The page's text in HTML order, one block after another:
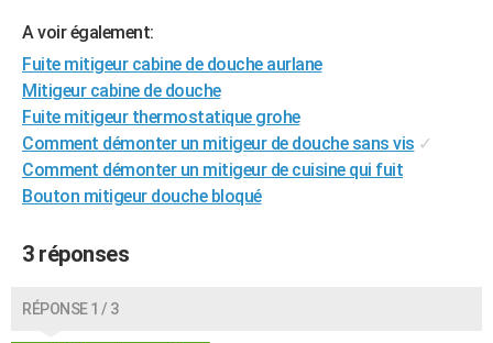
VOYAGE
Destinations
City break
Voyage nature
Voyage de noces
Forum
Climat
PHOTO
GUIDES D'ACHAT
CARTE DE VOEUX
Carte de Noël
Carte Bonne année
Carte Saint-Valentin
Carte Pâques
Carte d'anniversaire
DICTIONNAIRE
A voir également:
Fuite mitigeur cabine de douche aurlane
Mitigeur cabine de douche
Fuite mitigeur thermostatique grohe
Comment démonter un mitigeur de douche sans vis ✓
Comment démonter un mitigeur de cuisine qui fuit
Bouton mitigeur douche bloqué
3 réponses
RÉPONSE 1 / 3